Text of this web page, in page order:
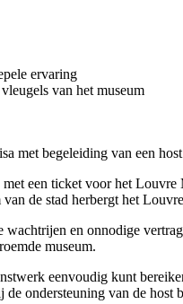
ervaring
van het museum
met begeleiding van een
een ticket voor het
de stad herbergt het
en onnodige
museum.
eenvoudig kunt
ondersteuning van de